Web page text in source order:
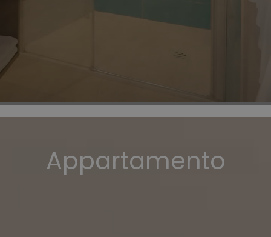
Appartamento
Monolocale
Studio